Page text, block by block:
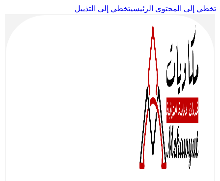
تخطي إلى المحتوى الرئيسيتخطي إلى التذييل